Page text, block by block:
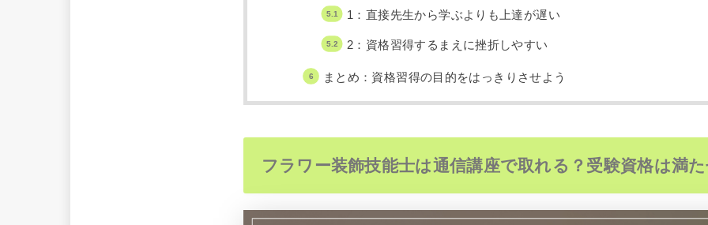
1：直接先生から学ぶよりも上達が遅い
2：資格習得するまえに挫折しやすい
まとめ：資格習得の目的をはっきりさせよう
フラワー装飾技能士は通信講座で取れる？受験資格は満